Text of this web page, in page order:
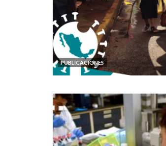
PUBLICACIONES